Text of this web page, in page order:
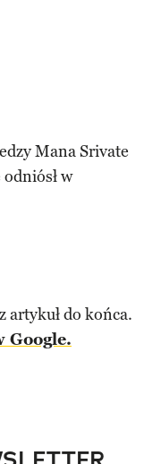
Mana Srivate
w
artykuł do końca.
Google.